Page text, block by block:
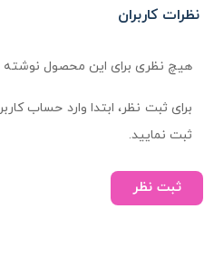
نظرات کاربران
هیچ نظری برای این محصول
برای ثبت نظر، ابتدا وارد حساب
ثبت نمایید.
ثبت نظر